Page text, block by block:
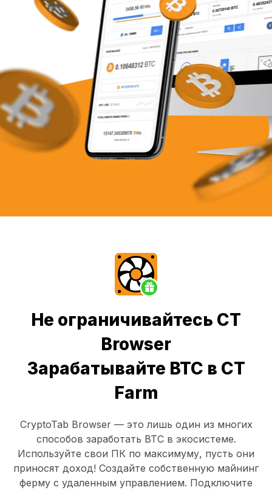
Не ограничивайтесь CT
Browser
Зарабатывайте BTC в CT
Farm
CryptoTab Browser— это лишь один из многих
способов заработать BTC в экосистеме.
Используйте свои ПК по максимуму, пусть они
приносят доход! Создайте собственную майнинг
ферму с удаленным управлением. Подключите